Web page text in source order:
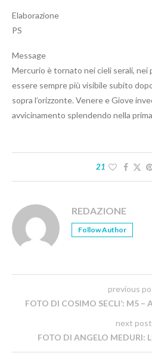
Elaborazione
PS
Message
Mercurio è tornato nei cieli serali, nei
essere sempre più visibile subito
sopra l’orizzonte. Venere e Giove
avvicinamento splendendo nella
21
REDAZIONE
Follow Author
previous
FOTO DI COSIMO SECLI’: M5 –
next post
FOTO DI ANGELO MEDURI: